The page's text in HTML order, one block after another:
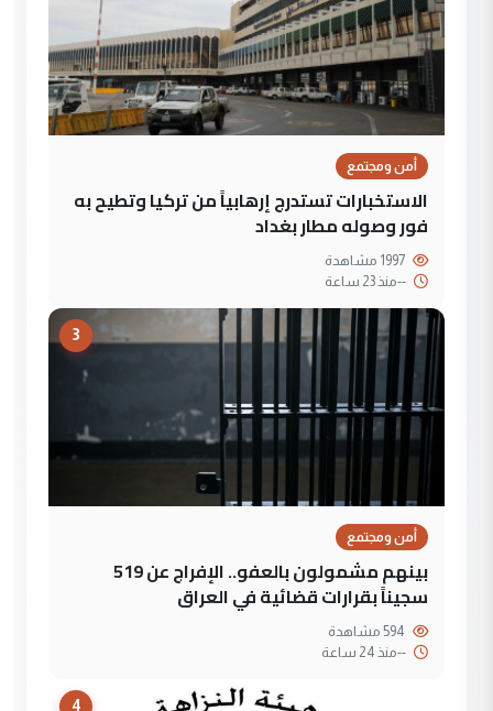
أمن ومجتمع
الاستخبارات تستدرج إرهابياً من تركيا وتطيح به
فور وصوله مطار بغداد
--منذ 23 ساعة
3
أمن ومجتمع
بينهم مشمولون بالعفو.. الإفراج عن 519
سجيناً بقرارات قضائية في العراق
--منذ 24 ساعة
4